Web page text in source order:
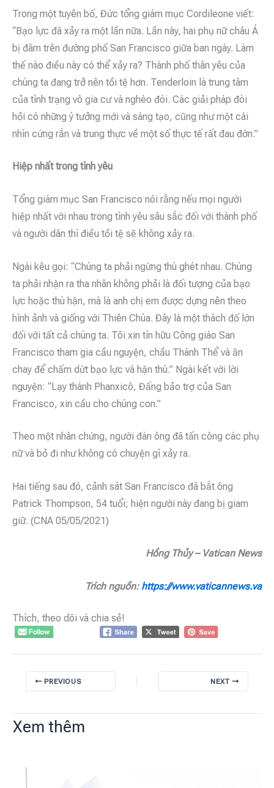
Trong một tuyên bố, Đức tổng giám mục Cordileone viết:
“Bạo lực đã xảy ra một lần nữa. Lần này, hai phụ nữ châu Á
bị đâm trên đường phố San Francisco giữa ban ngày. Làm
thế nào điều này có thể xảy ra? Thành phố thân yêu của
chúng ta đang trở nên tồi tệ hơn. Tenderloin là trung tâm
của tình trạng vô gia cư và nghèo đói. Các giải pháp đòi
hỏi có những ý tưởng mới và sáng tạo, cũng như một cái
nhìn cứng rắn và trung thực về một số thực tế rất đau đớn.”
Hiệp nhất trong tình yêu
Tổng giám mục San Francisco nói rằng nếu mọi người
hiệp nhất với nhau trong tình yêu sâu sắc đối với thành phố
và người dân thì điều tồi tệ sẽ không xảy ra.
Ngài kêu gọi: “Chúng ta phải ngừng thù ghét nhau. Chúng
ta phải nhận ra tha nhân không phải là đối tượng của bạo
lực hoặc thù hận, mà là anh chị em được dựng nên theo
hình ảnh và giống với Thiên Chúa. Đây là một thách đố lớn
đối với tất cả chúng ta. Tôi xin tín hữu Công giáo San
Francisco tham gia cầu nguyện, chầu Thánh Thể và ăn
chay để chấm dứt bạo lực và hận thù.” Ngài kết với lời
nguyện: “Lạy thánh Phanxicô, Đấng bảo trợ của San
Francisco, xin cầu cho chúng con.”
Theo một nhân chứng, người đàn ông đã tấn công các phụ
nữ và bỏ đi như không có chuyện gì xảy ra.
Hai tiếng sau đó, cảnh sát San Francisco đã bắt ông
Patrick Thompson, 54 tuổi; hiện người này đang bị giam
giữ. (CNA 05/05/2021)
Hồng Thủy – Vatican News
Trích nguồn: https://www.vaticannews.va
Thích, theo dõi và chia sẻ!
PREVIOUS NEXT
Xem thêm